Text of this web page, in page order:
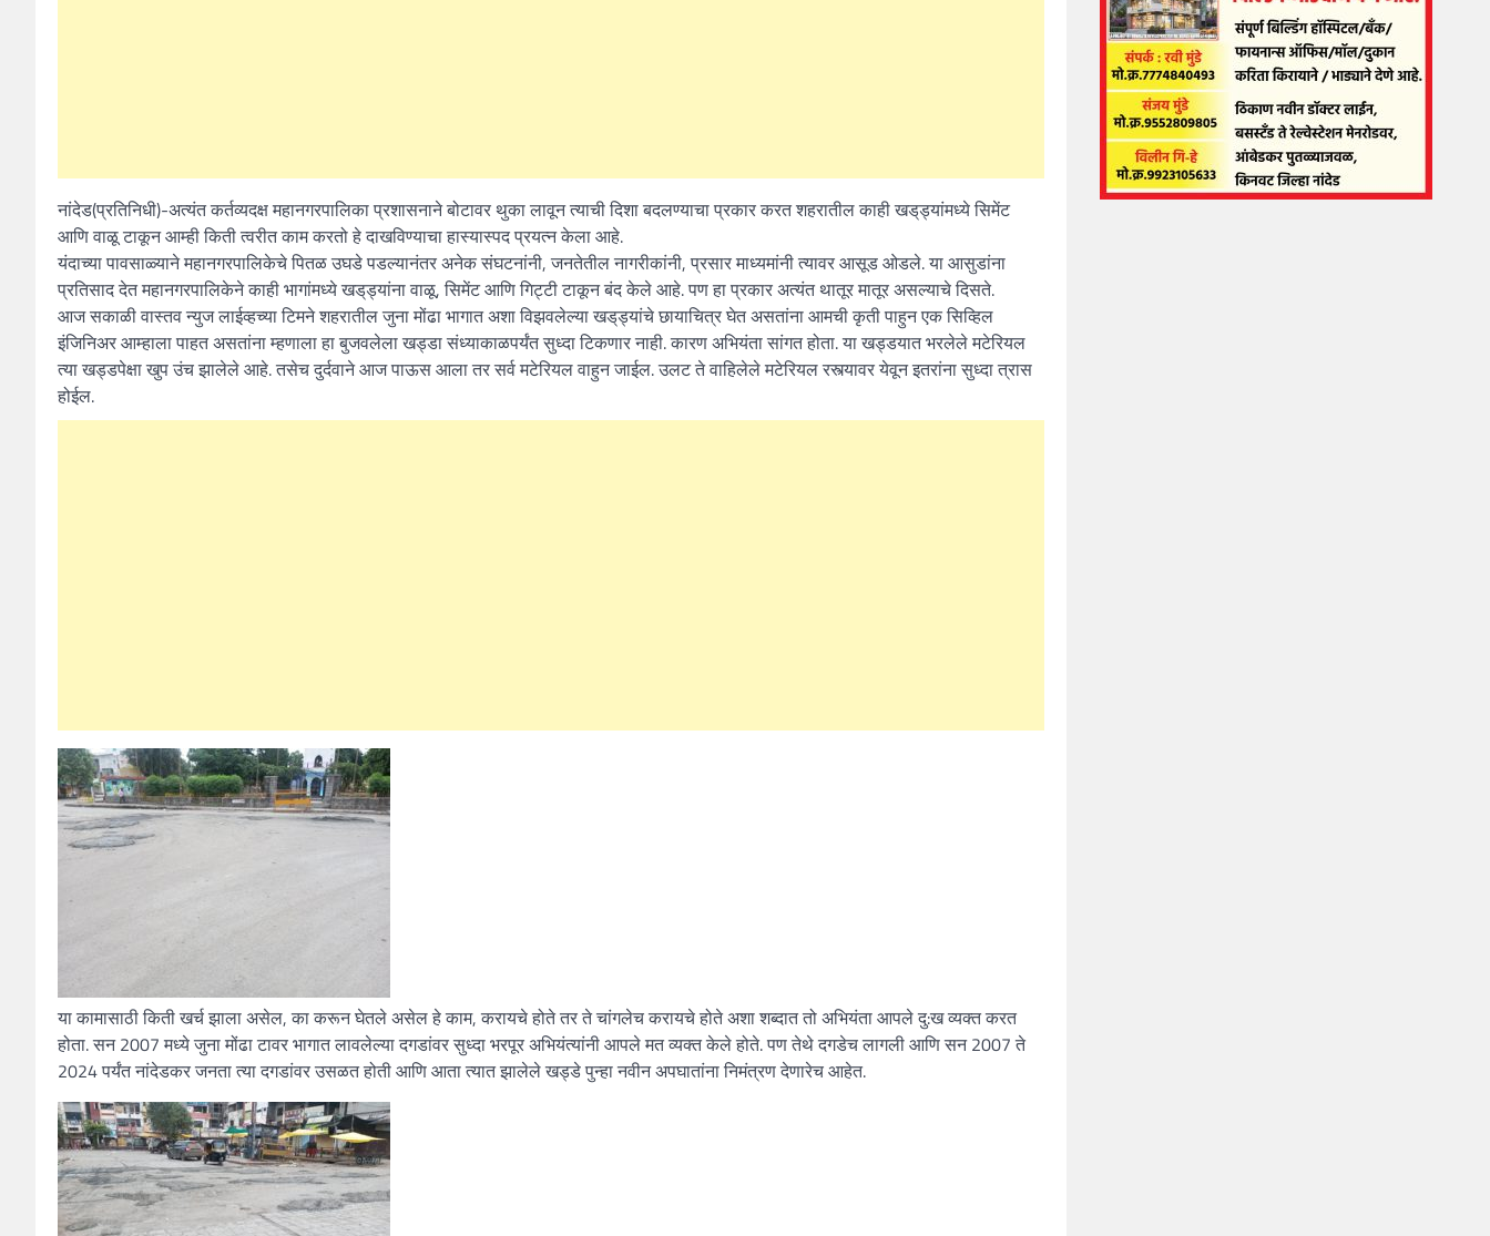
नांदेड(प्रतिनिधी)-अत्यंत कर्तव्यदक्ष महानगरपालिका प्रशासनाने बोटावर थुका लावून त्याची दिशा बदलण्याचा प्रकार करत शहरातील काही खड्‌ड्यांमध्ये सिमेंट
आणि वाळू टाकून आम्ही किती त्वरीत काम करतो हे दाखविण्याचा हास्यास्पद प्रयत्न केला आहे.
यंदाच्या पावसाळ्याने महानगरपालिकेचे पितळ उघडे पडल्यानंतर अनेक संघटनांनी, जनतेतील नागरीकांनी, प्रसार माध्यमांनी त्यावर आसूड ओडले. या आसुडांना
प्रतिसाद देत महानगरपालिकेने काही भागांमध्ये खड्‌ड्यांना वाळू, सिमेंट आणि गिट्टी टाकून बंद केले आहे. पण हा प्रकार अत्यंत थातूर मातूर असल्याचे दिसते.
आज सकाळी वास्तव न्युज लाईव्हच्या टिमने शहरातील जुना मोंढा भागात अशा विझवलेल्या खड्‌ड्यांचे छायाचित्र घेत असतांना आमची कृती पाहुन एक सिव्हिल
इंजिनिअर आम्हाला पाहत असतांना म्हणाला हा बुजवलेला खड्डा संध्याकाळपर्यंत सुध्दा टिकणार नाही. कारण अभियंता सांगत होता. या खड्डयात भरलेले मटेरियल
त्या खड्डपेक्षा खुप उंच झालेले आहे. तसेच दुर्दवाने आज पाऊस आला तर सर्व मटेरियल वाहुन जाईल. उलट ते वाहिलेले मटेरियल रस्त्यावर येवून इतरांना सुध्दा त्रास
होईल.
या कामासाठी किती खर्च झाला असेल, का करून घेतले असेल हे काम, करायचे होते तर ते चांगलेच करायचे होते अशा शब्दात तो अभियंता आपले दु:ख व्यक्त करत
होता. सन 2007 मध्ये जुना मोंढा टावर भागात लावलेल्या दगडांवर सुध्दा भरपूर अभियंत्यांनी आपले मत व्यक्त केले होते. पण तेथे दगडेच लागली आणि सन 2007 ते
2024 पर्यंत नांदेडकर जनता त्या दगडांवर उसळत होती आणि आता त्यात झालेले खड्डे पुन्हा नवीन अपघातांना निमंत्रण देणारेच आहेत.